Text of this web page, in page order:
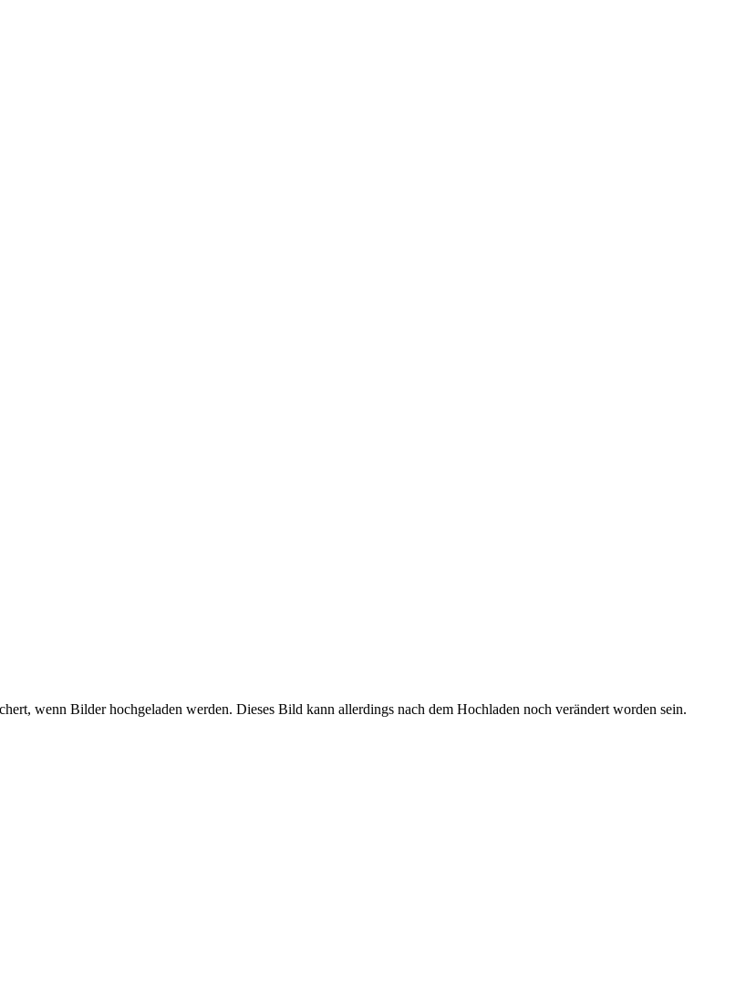
wenn Bilder hochgeladen werden. Dieses Bild kann allerdings nach dem Hochladen noch verändert worden sein.